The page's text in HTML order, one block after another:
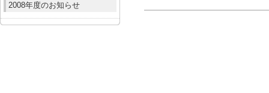
2008年度のお知らせ